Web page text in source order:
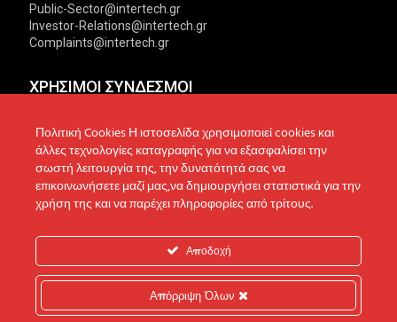
Public-Sector@intertech.gr
Investor-Relations@intertech.gr
Complaints@intertech.gr
ΧΡΗΣΙΜΟΙ ΣΥΝΔΕΣΜΟΙ
Δίκτυο συνεργατών
Τεχνική υποστήριξη
Πολιτική Απορρήτου
Πολιτική Cookies
Πολιτική Προστασίας
Δεδομένων
Επικοινωνία
Πολιτική Cookies Η ιστοσελίδα χρησιμοποιεί cookies και
άλλες τεχνολογίες καταγραφής για να εξασφαλίσει την
σωστή λειτουργία της, την δυνατότητά σας να
επικοινωνήσετε μαζί μας,να δημιουργήσει στατιστικά για την
χρήση της και να παρέχει πληροφορίες από τρίτους.
Αποδοχή
Απόρριψη Όλων